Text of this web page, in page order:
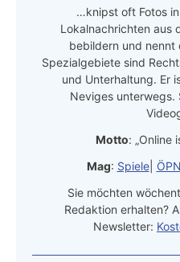
…knipst oft Fotos
Lokalnachrichten aus
bebildern und nennt
Spezialgebiete sind
und Unterhaltung. Er
Neviges unterwegs.
Motto: „Online
Mag: Spiele|
Sie möchten
Redaktion erhalten?
Newsletter: